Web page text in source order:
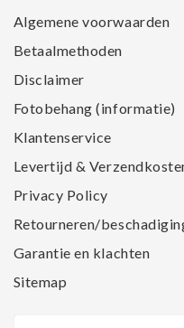
Algemene voorwaarden
Betaalmethoden
Disclaimer
Fotobehang (informatie)
Klantenservice
Levertijd &
Privacy Policy
Retourneren/
Garantie en klachten
Sitemap